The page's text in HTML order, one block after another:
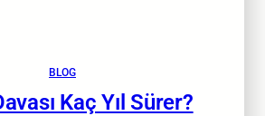
BLOG
Kaç Yıl Sürer?